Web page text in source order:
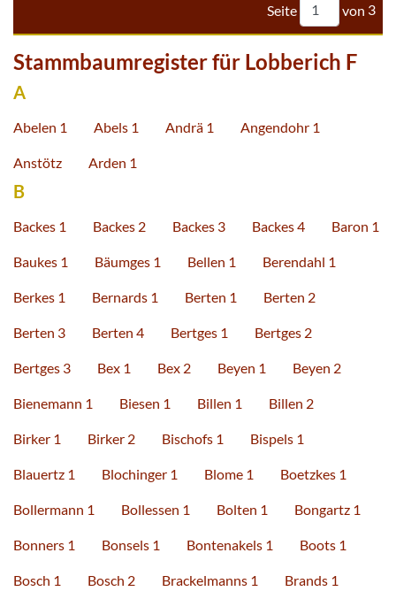
Seite von 3
Stammbaumregister für Lobberich F
A
Abelen 1 Abels 1 Andrä 1 Angendohr 1
Anstötz Arden 1
B
Backes 1 Backes 2 Backes 3 Backes 4 Baron 1
Baukes 1 Bäumges 1 Bellen 1 Berendahl 1
Berkes 1 Bernards 1 Berten 1 Berten 2
Berten 3 Berten 4 Bertges 1 Bertges 2
Bertges 3 Bex 1 Bex 2 Beyen 1 Beyen 2
Bienemann 1 Biesen 1 Billen 1 Billen 2
Birker 1 Birker 2 Bischofs 1 Bispels 1
Blauertz 1 Blochinger 1 Blome 1 Boetzkes 1
Bollermann 1 Bollessen 1 Bolten 1 Bongartz 1
Bonners 1 Bonsels 1 Bontenakels 1 Boots 1
Bosch 1 Bosch 2 Brackelmanns 1 Brands 1